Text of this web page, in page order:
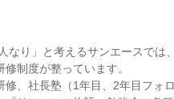
なり」と考えるサンエースでは
制度が整っています。
修、社長塾（1年目、2年目フォ